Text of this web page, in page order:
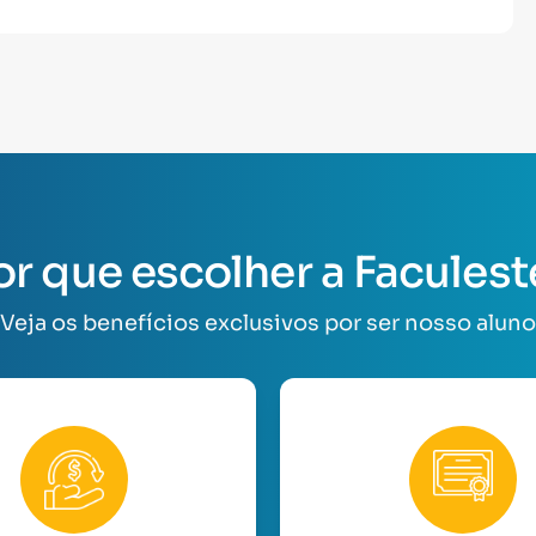
que escolher a
Veja os benefícios exclusivos por ser nosso aluno